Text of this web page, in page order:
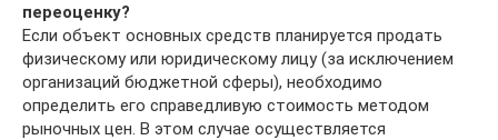
переоценку?
Если объект основных средств планируется продать
физическому или юридическому лицу (за исключением
организаций бюджетной сферы), необходимо
определить его справедливую стоимость методом
рыночных цен. В этом случае осуществляется